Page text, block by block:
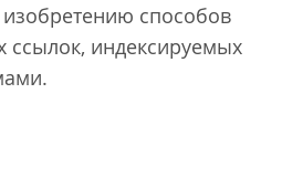
изобретению способов
ссылок, индексируемых